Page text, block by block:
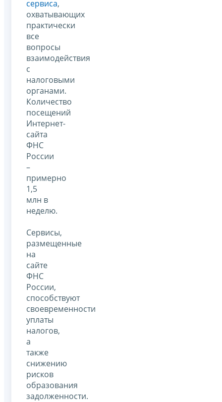
сервиса,
охватывающих
практически
все
вопросы
взаимодействия
с
налоговыми
органами.
Количество
посещений
Интернет-
сайта
ФНС
России
–
примерно
1,5
млн в
неделю.
Сервисы,
размещенные
на
сайте
ФНС
России,
способствуют
своевременности
уплаты
налогов,
а
также
снижению
рисков
образования
задолженности.